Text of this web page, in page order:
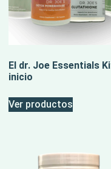
El dr. Joe Essentials
inicio
Ver productos